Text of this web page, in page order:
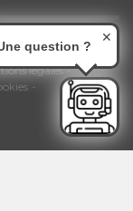
légales
question ?
✕